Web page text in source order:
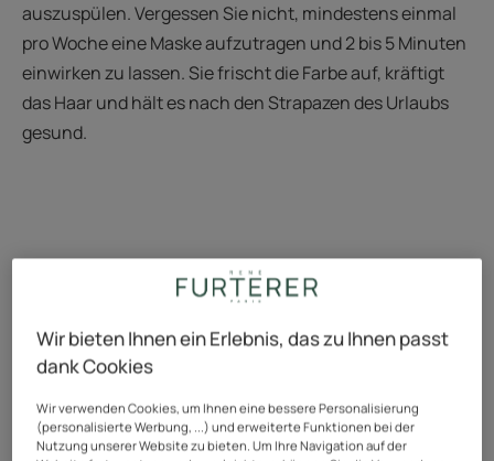
auszuspülen. Vergessen Sie nicht, mindestens einmal
pro Woche eine Maske aufzutragen und 2 bis 5 Minuten
einwirken zu lassen. Sie frischt die Farbe auf, kräftigt
das Haar und hält es nach den Strapazen des Urlaubs
gesund.
Wir bieten Ihnen ein Erlebnis, das zu Ihnen passt
dank Cookies
Wir verwenden Cookies, um Ihnen eine bessere Personalisierung
(personalisierte Werbung, ...) und erweiterte Funktionen bei der
Nutzung unserer Website zu bieten. Um Ihre Navigation auf der